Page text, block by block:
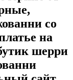
со
на
шерри